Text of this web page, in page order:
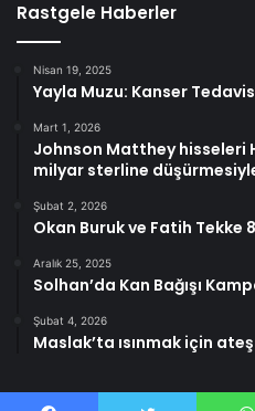
Rastgele Haberler
Nisan 19, 2025
Yayla Muzu: Kanser
Mart 1, 2026
Johnson Matthey hisseleri
milyar sterline
Şubat 2, 2026
Okan Buruk ve Fatih Tekke
Aralık 25, 2025
Solhan’da Kan Bağışı
Şubat 4, 2026
Maslak’ta ısınmak için